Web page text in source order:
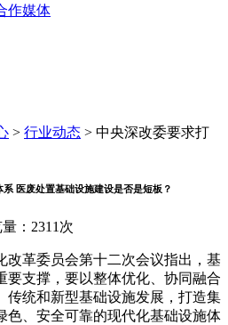
作媒体
> 行业动态 > 中央深改委要求打
医废处置基础设施建设是否是短板？
：2311次
改革委员会第十二次会议指出，基
要支撑，要以整体优化、协同融合
传统和新型基础设施发展，打造集
色、安全可靠的现代化基础设施体